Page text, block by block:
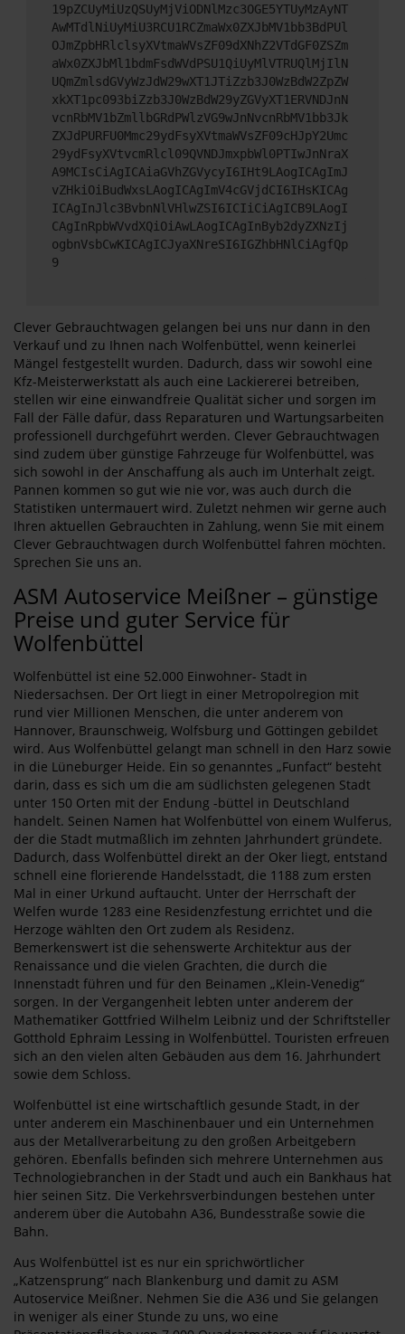
19pZCUyMiUzQSUyMjViODNlMzc3OGE5YTUyMzAyNT
AwMTdlNiUyMiU3RCU1RCZmaWx0ZXJbMV1bb3BdPUl
OJmZpbHRlclsyXVtmaWVsZF09dXNhZ2VTdGF0ZSZm
aWx0ZXJbMl1bdmFsdWVdPSU1QiUyMlVTRUQlMjIlN
UQmZmlsdGVyWzJdW29wXT1JTiZzb3J0WzBdW2ZpZW
xkXT1pc093biZzb3J0WzBdW29yZGVyXT1ERVNDJnN
vcnRbMV1bZmllbGRdPWlzVG9wJnNvcnRbMV1bb3Jk
ZXJdPURFU0Mmc29ydFsyXVtmaWVsZF09cHJpY2Umc
29ydFsyXVtvcmRlcl09QVNDJmxpbWl0PTIwJnNraX
A9MCIsCiAgICAiaGVhZGVycyI6IHt9LAogICAgImJ
vZHkiOiBudWxsLAogICAgImV4cGVjdCI6IHsKICAg
ICAgInJlc3BvbnNlVHlwZSI6ICIiCiAgICB9LAogI
CAgInRpbWVvdXQiOiAwLAogICAgInByb2dyZXNzIj
ogbnVsbCwKICAgICJyaXNreSI6IGZhbHNlCiAgfQp
9
Clever Gebrauchtwagen gelangen bei uns nur dann in den
Verkauf und zu Ihnen nach Wolfenbüttel, wenn keinerlei
Mängel festgestellt wurden. Dadurch, dass wir sowohl eine
Kfz-Meisterwerkstatt als auch eine Lackiererei betreiben,
stellen wir eine einwandfreie Qualität sicher und sorgen im
Fall der Fälle dafür, dass Reparaturen und Wartungsarbeiten
professionell durchgeführt werden. Clever Gebrauchtwagen
sind zudem über günstige Fahrzeuge für Wolfenbüttel, was
sich sowohl in der Anschaffung als auch im Unterhalt zeigt.
Pannen kommen so gut wie nie vor, was auch durch die
Statistiken untermauert wird. Zuletzt nehmen wir gerne auch
Ihren aktuellen Gebrauchten in Zahlung, wenn Sie mit einem
Clever Gebrauchtwagen durch Wolfenbüttel fahren möchten.
Sprechen Sie uns an.
ASM Autoservice Meißner – günstige
Preise und guter Service für
Wolfenbüttel
Wolfenbüttel ist eine 52.000 Einwohner- Stadt in
Niedersachsen. Der Ort liegt in einer Metropolregion mit
rund vier Millionen Menschen, die unter anderem von
Hannover, Braunschweig, Wolfsburg und Göttingen gebildet
wird. Aus Wolfenbüttel gelangt man schnell in den Harz sowie
in die Lüneburger Heide. Ein so genanntes „Funfact“ besteht
darin, dass es sich um die am südlichsten gelegenen Stadt
unter 150 Orten mit der Endung -büttel in Deutschland
handelt. Seinen Namen hat Wolfenbüttel von einem Wulferus,
der die Stadt mutmaßlich im zehnten Jahrhundert gründete.
Dadurch, dass Wolfenbüttel direkt an der Oker liegt, entstand
schnell eine florierende Handelsstadt, die 1188 zum ersten
Mal in einer Urkund auftaucht. Unter der Herrschaft der
Welfen wurde 1283 eine Residenzfestung errichtet und die
Herzoge wählten den Ort zudem als Residenz.
Bemerkenswert ist die sehenswerte Architektur aus der
Renaissance und die vielen Grachten, die durch die
Innenstadt führen und für den Beinamen „Klein-Venedig“
sorgen. In der Vergangenheit lebten unter anderem der
Mathematiker Gottfried Wilhelm Leibniz und der Schriftsteller
Gotthold Ephraim Lessing in Wolfenbüttel. Touristen erfreuen
sich an den vielen alten Gebäuden aus dem 16. Jahrhundert
sowie dem Schloss.
Wolfenbüttel ist eine wirtschaftlich gesunde Stadt, in der
unter anderem ein Maschinenbauer und ein Unternehmen
aus der Metallverarbeitung zu den großen Arbeitgebern
gehören. Ebenfalls befinden sich mehrere Unternehmen aus
Technologiebranchen in der Stadt und auch ein Bankhaus hat
hier seinen Sitz. Die Verkehrsverbindungen bestehen unter
anderem über die Autobahn A36, Bundesstraße sowie die
Bahn.
Aus Wolfenbüttel ist es nur ein sprichwörtlicher
„Katzensprung“ nach Blankenburg und damit zu ASM
Autoservice Meißner. Nehmen Sie die A36 und Sie gelangen
in weniger als einer Stunde zu uns, wo eine